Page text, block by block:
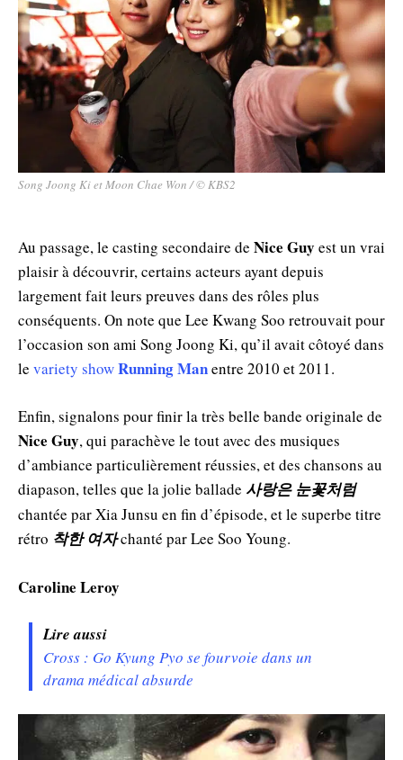
Song Joong Ki et Moon Chae Won / © KBS2
Au passage, le casting secondaire de Nice Guy est un vrai
plaisir à découvrir, certains acteurs ayant depuis
largement fait leurs preuves dans des rôles plus
conséquents. On note que Lee Kwang Soo retrouvait pour
l’occasion son ami Song Joong Ki, qu’il avait côtoyé dans
le variety showRunning Manentre 2010 et 2011.
Enfin, signalons pour finir la très belle bande originale de
Nice Guy, qui parachève le tout avec des musiques
d’ambiance particulièrement réussies, et des chansons au
diapason, telles que la jolie ballade 사랑은 눈꽃처럼
chantée par Xia Junsu en fin d’épisode, et le superbe titre
rétro 착한 여자chanté par Lee Soo Young.
Caroline Leroy
Lire aussi
Cross : Go Kyung Pyo se fourvoie dans un
drama médical absurde